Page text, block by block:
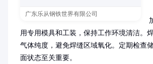
广东乐从钢铁世界有限公司
用专用模具和工装，保持工作环境清洁。
气体纯度，避免焊缝区域氧化。定期检查
面状态至关重要。